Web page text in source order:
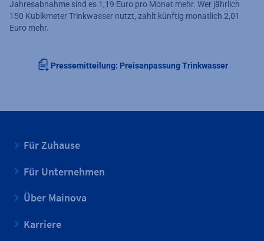
Jahresabnahme sind es 1,19 Euro pro Monat mehr. Wer jährlich
150 Kubikmeter Trinkwasser nutzt, zahlt künftig monatlich 2,01
Euro mehr.
Pressemitteilung: Preisanpassung Trinkwasser
Für Zuhause
Für Unternehmen
Über Mainova
Karriere